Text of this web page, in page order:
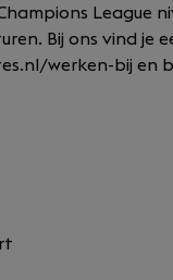
League
Bij ons vind je
werken-bij en